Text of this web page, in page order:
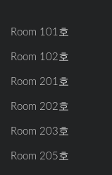
Room 101호
Room 102호
Room 201호
Room 202호
Room 203호
Room 205호